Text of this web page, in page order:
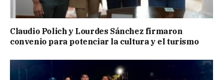
Claudio Polich y Lourdes Sánchez firmaron
convenio para potenciar la cultura y el turismo